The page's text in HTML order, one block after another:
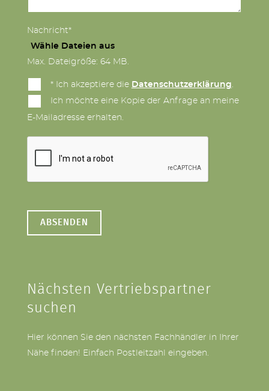
Nachricht*
Wähle Dateien aus
Max. Dateigröße: 64 MB.
* Ich akzeptiere die Datenschutzerklärung.
Ich möchte eine Kopie der Anfrage an meine
E-Mailadresse erhalten.
Nächsten Vertriebspartner
suchen
Hier können Sie den nächsten Fachhändler in Ihrer
Nähe finden! Einfach Postleitzahl eingeben.